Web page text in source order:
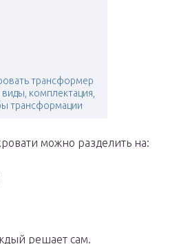
трансформер
виды, комплектация,
трансформации
можно разделить на:
решает сам.